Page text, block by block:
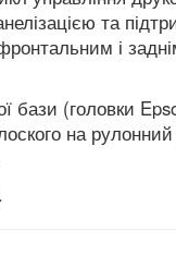
та
і
бази (головки
на